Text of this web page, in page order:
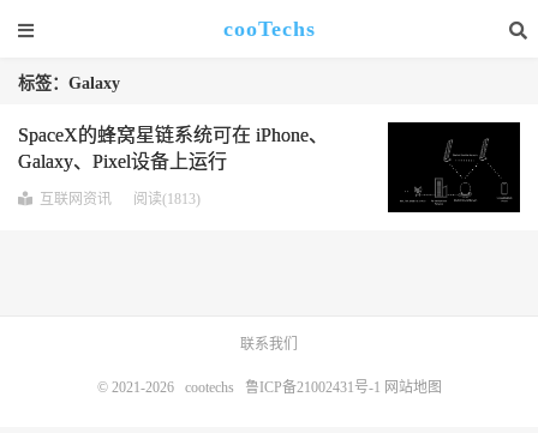
cooTechs
标签：Galaxy
SpaceX的蜂窝星链系统可在 iPhone、
Galaxy、Pixel设备上运行
互联网资讯 阅读(1813)
联系我们
© 2021-2026 cootechs 鲁ICP备21002431号-1 网站地图